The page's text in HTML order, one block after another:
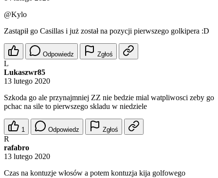
@Kylo
Zastąpił go Casillas i już został na pozycji pierwszego golkipera :D
Odpowiedz Zgłoś
L
Lukaszwr85
13 lutego 2020
Szkoda go ale przynajmniej ZZ nie bedzie mial watpliwosci zeby go
pchac na sile to pierwszego skladu w niedziele
1 Odpowiedz Zgłoś
R
rafabro
13 lutego 2020
Czas na kontuzje włosów a potem kontuzja kija golfowego